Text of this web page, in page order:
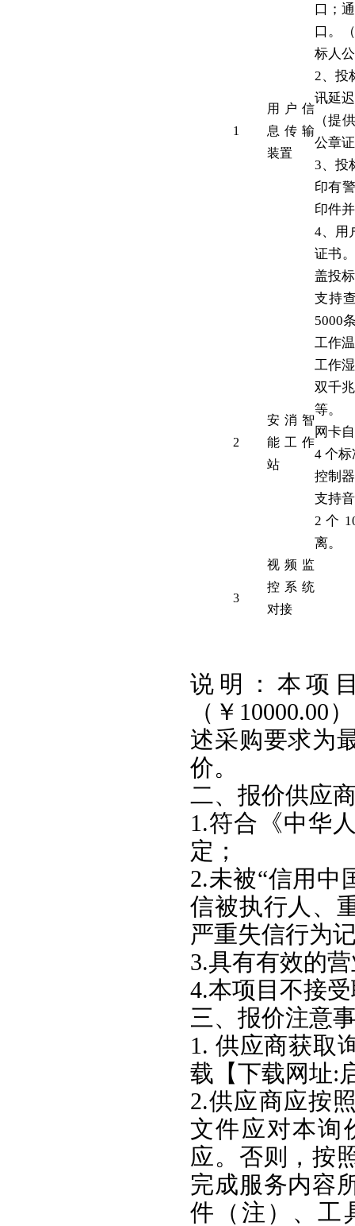
1
用户信
息传输
装置
口；
口。
标人
2、投
讯延
（提
公章
3、投
印有
印件
4、用
证书
盖投
支持
5000
2
安消智
能工作
站
工作
工作
双千
等。
网卡
4 个
控制
支持
2 个
离。
3
视频监
控系统
对接
说明：本项
（￥
述采购要求为
价。
二、报价供应
1.符合《中华
定；
2.未被“信用中
信被执行人、
严重失信行为
3.具有有效的
4.本项目不接
三、报价注意
1. 供应商获取
载【下载网址:
2.供应商应按
文件应对本询
应。否则，按
完成服务内容
件（注）、工